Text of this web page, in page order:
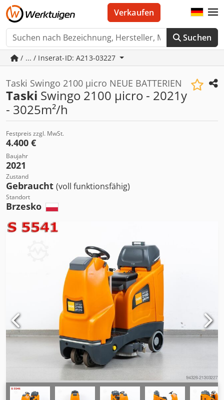
Suchen
Verkaufen
/ ... / Inserat-ID: A213-03227
Taski Swingo 2100 µicro NEUE BATTERIEN
Taski Swingo 2100 µicro - 2021y
- 3025m²/h
Festpreis zzgl. MwSt.
4.400 €
Baujahr
2021
Zustand
Gebraucht (voll funktionsfähig)
Standort
Brzesko